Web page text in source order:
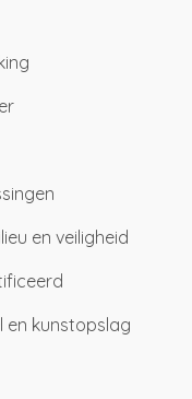
en veiligheid
en kunstopslag